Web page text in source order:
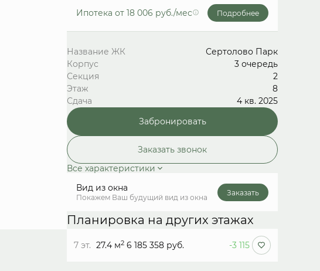
Ипотека от 18 006 руб./мес Подробнее
Название ЖК
Сертолово Парк
Корпус
3 очередь
Секция
2
Этаж
8
Сдача
4 кв. 2025
Забронировать
Заказать звонок
Все характеристики
Вид из окна
Покажем Ваш будущий вид из окна
Заказать
Планировка на других этажах
7 эт. 27.4 м2 6 185 358 руб. -3 115